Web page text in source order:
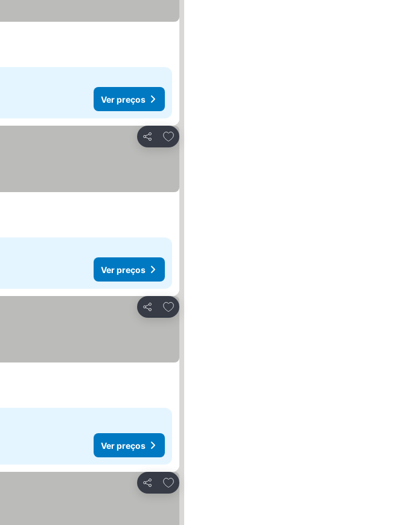
Ver preços
Partilhar
Adicionar aos favoritos
Ver preços
Partilhar
Adicionar aos favoritos
Ver preços
Partilhar
Adicionar aos favoritos